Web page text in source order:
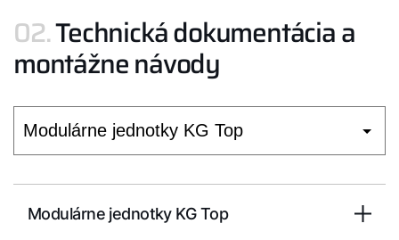
02.Technická dokumentácia a
montážne návody
Modulárne jednotky KG Top